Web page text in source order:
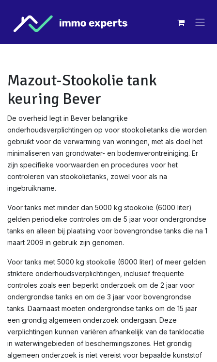
Mazout-Stookolie tank
keuring Bever
De overheid legt in Bever belangrijke
onderhoudsverplichtingen op voor stookolietanks die worden
gebruikt voor de verwarming van woningen, met als doel het
minimaliseren van grondwater- en bodemverontreiniging. Er
zijn specifieke voorwaarden en procedures voor het
controleren van stookolietanks, zowel voor als na
ingebruikname.
Voor tanks met minder dan 5000 kg stookolie (6000 liter)
gelden periodieke controles om de 5 jaar voor ondergrondse
tanks en alleen bij plaatsing voor bovengrondse tanks die na 1
maart 2009 in gebruik zijn genomen.
Voor tanks met 5000 kg stookolie (6000 liter) of meer gelden
striktere onderhoudsverplichtingen, inclusief frequente
controles zoals een beperkt onderzoek om de 2 jaar voor
ondergrondse tanks en om de 3 jaar voor bovengrondse
tanks. Daarnaast moeten ondergrondse tanks om de 15 jaar
een grondig algemeen onderzoek ondergaan. Deze
verplichtingen kunnen variëren afhankelijk van de tanklocatie
in waterwingebieden of beschermingszones. Het grondig
algemeen onderzoek is niet vereist voor bepaalde kunststof